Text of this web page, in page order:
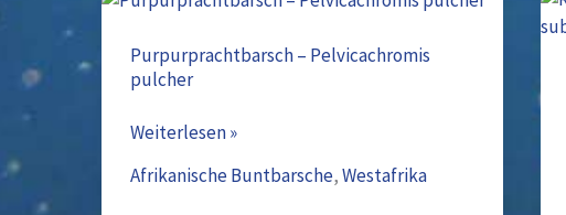
Purpurprachtbarsch – Pelvicachromis
pulcher
–
Pelvicachromis
Weiterlesen »
Afrikanische Buntbarsche,Westafrika